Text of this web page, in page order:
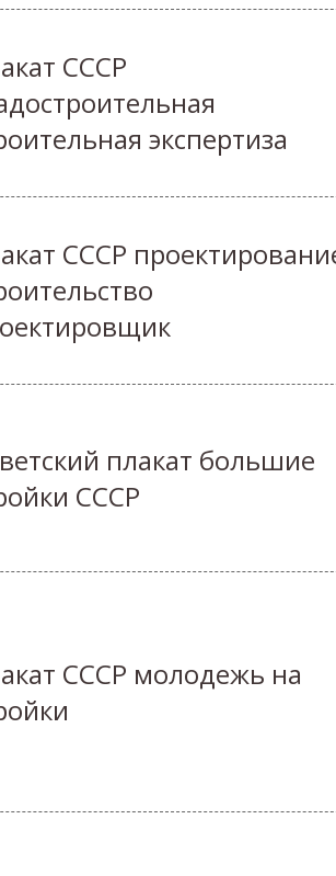
СССР
экспертиза
СССР
плакат большие
СССР
СССР молодежь на